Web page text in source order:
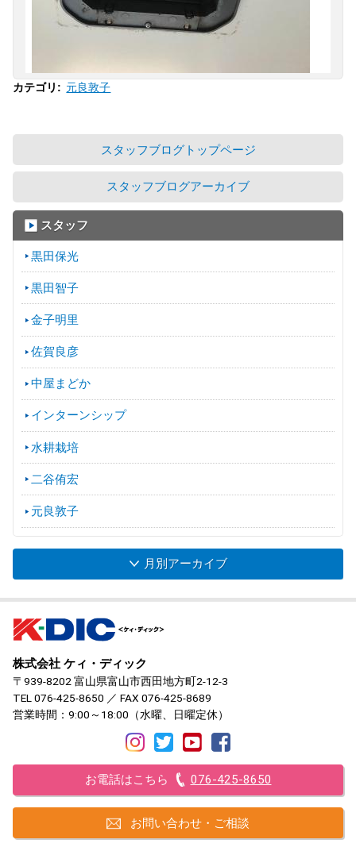
カテゴリ : 元良敦子
スタッフブログトップページ
スタッフブログアーカイブ
スタッフ
黒田保光
黒田智子
金子明里
佐賀良彦
中屋まどか
インターンシップ
水耕栽培
二谷侑宏
元良敦子
月別アーカイブ
株式会社 ケィ・ディック
〒939-8202 富山県富山市西田地方町2-12-3
TEL 076-425-8650 ／ FAX 076-425-8689
営業時間：9:00～18:00（水曜、日曜定休）
お電話はこちら 076-425-8650
お問い合わせ・ご相談